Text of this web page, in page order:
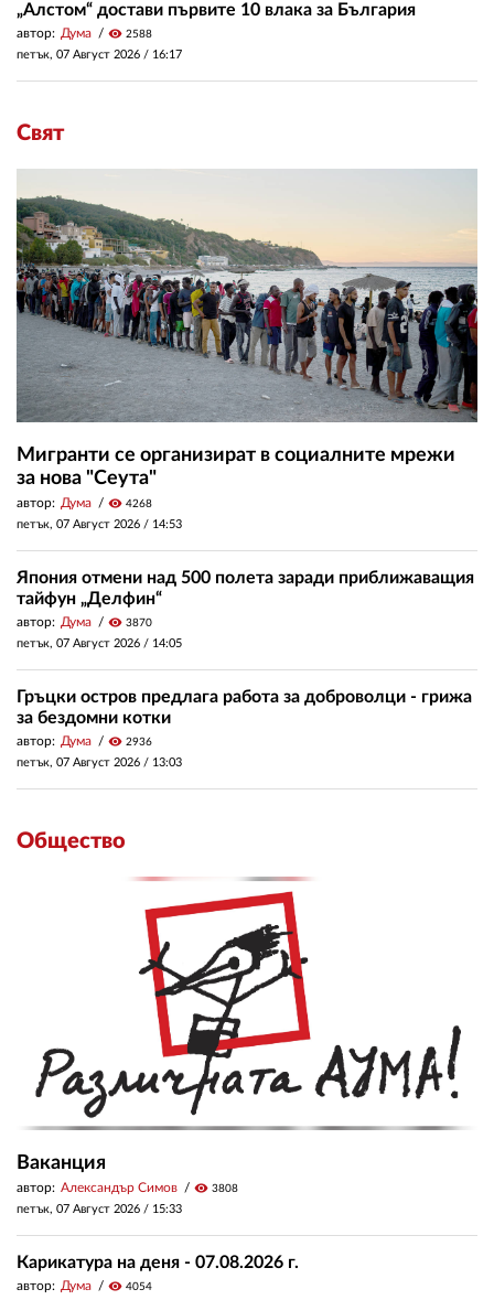
„Алстом“ достави първите 10 влака за България
автор: Дума visibility 2588
петък, 07 Август 2026 / 16:17
Свят
Мигранти се организират в социалните мрежи
за нова "Сеута"
автор: Дума visibility 4268
петък, 07 Август 2026 / 14:53
Япония отмени над 500 полета заради приближаващия
тайфун „Делфин“
автор: Дума visibility 3870
петък, 07 Август 2026 / 14:05
Гръцки остров предлага работа за доброволци - грижа
за бездомни котки
автор: Дума visibility 2936
петък, 07 Август 2026 / 13:03
Общество
Ваканция
автор: Александър Симов visibility 3808
петък, 07 Август 2026 / 15:33
Карикатура на деня - 07.08.2026 г.
автор: Дума visibility 4054